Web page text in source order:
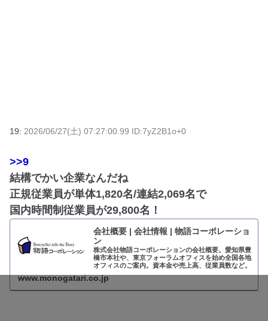
19: 2026/06/27(土) 07:27:00.99 ID:7yZ2B1o+0
>>9
結構でかい企業なんだね
正規従業員が単体1,820名/連結2,069名で
国内時間制従業員が29,800名！
会社概要 | 会社情報 | 物語コーポレーショ
ン
株式会社物語コーポレーションの会社概要。愛知県豊
橋市本社や、東京フォーラムオフィスを始め全国各地
オフィスのご案内。資本金や売上高、従業員数など。
www.monogatari.co.jp